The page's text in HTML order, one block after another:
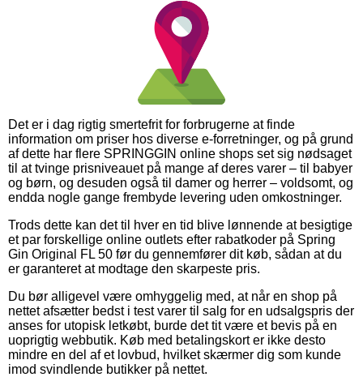
Det er i dag rigtig smertefrit for forbrugerne at finde
information om priser hos diverse e-forretninger, og på grund
af dette har flere SPRINGGIN online shops set sig nødsaget
til at tvinge prisniveauet på mange af deres varer – til babyer
og børn, og desuden også til damer og herrer – voldsomt, og
endda nogle gange frembyde levering uden omkostninger.
Trods dette kan det til hver en tid blive lønnende at besigtige
et par forskellige online outlets efter rabatkoder på Spring
Gin Original FL 50 før du gennemfører dit køb, sådan at du
er garanteret at modtage den skarpeste pris.
Du bør alligevel være omhyggelig med, at når en shop på
nettet afsætter bedst i test varer til salg for en udsalgspris der
anses for utopisk letkøbt, burde det tit være et bevis på en
uoprigtig webbutik. Køb med betalingskort er ikke desto
mindre en del af et lovbud, hvilket skærmer dig som kunde
imod svindlende butikker på nettet.